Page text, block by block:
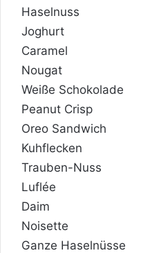
Haselnuss
Joghurt
Caramel
Nougat
Weiße Schokolade
Peanut Crisp
Oreo Sandwich
Kuhflecken
Trauben-Nuss
Luflée
Daim
Noisette
Ganze Haselnüsse